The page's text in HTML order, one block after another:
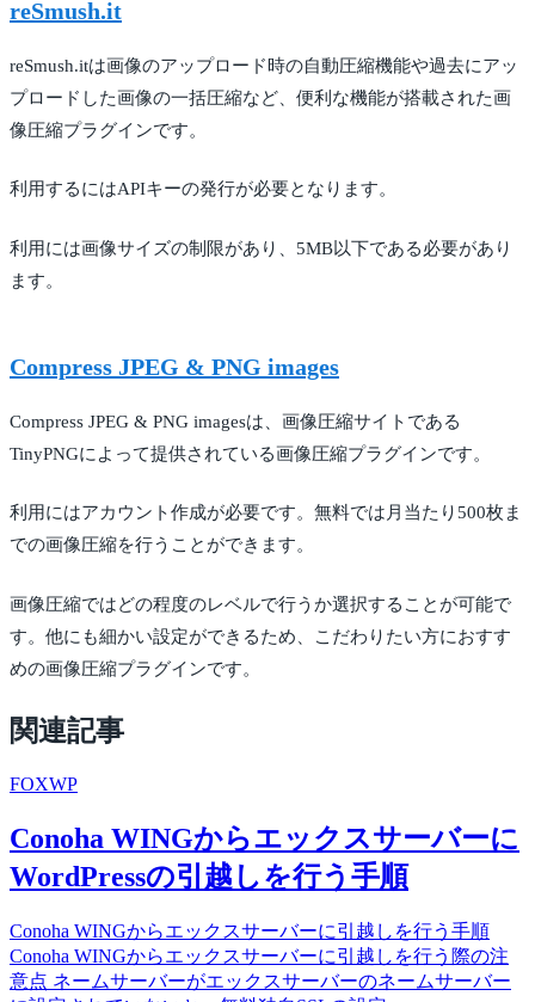
reSmush.it
reSmush.itは画像のアップロード時の自動圧縮機能や過去にアッ
プロードした画像の一括圧縮など、便利な機能が搭載された画
像圧縮プラグインです。
利用するにはAPIキーの発行が必要となります。
利用には画像サイズの制限があり、5MB以下である必要があり
ます。
Compress JPEG & PNG images
Compress JPEG & PNG imagesは、画像圧縮サイトである
TinyPNGによって提供されている画像圧縮プラグインです。
利用にはアカウント作成が必要です。無料では月当たり500枚ま
での画像圧縮を行うことができます。
画像圧縮ではどの程度のレベルで行うか選択することが可能で
す。他にも細かい設定ができるため、こだわりたい方におすす
めの画像圧縮プラグインです。
関連記事
FOXWP
Conoha WINGからエックスサーバーに
WordPressの引越しを行う手順
Conoha WINGからエックスサーバーに引越しを行う手順
Conoha WINGからエックスサーバーに引越しを行う際の注
意点 ネームサーバーがエックスサーバーのネームサーバー